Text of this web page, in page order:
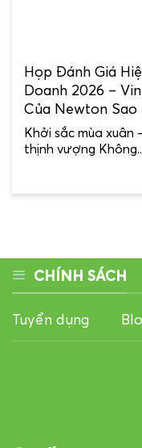
Họp Đánh Giá
Doanh 2026 –
Của Newton
Khởi sắc mùa
thịnh vượng
CHÍNH SÁCH
Tuyển dụng